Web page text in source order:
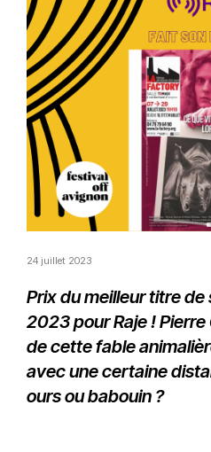
24 juillet 2023
Prix du meilleur titre
2023 pour Raje !
de cette fable
avec une certaine
ours ou babouin ?